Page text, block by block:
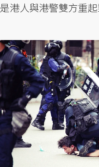
是港人與港警雙方重